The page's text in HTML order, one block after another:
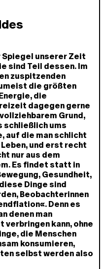
unserer Zeit
sind Teil dessen. Im
zuspitzenden
die größten
die
dagegen gerne
Grund,
schließlich ums
auf die man schlicht
und erst recht
nur aus dem
Es findet statt in
Gesundheit,
Dinge sind
Beobachterinnen
Denn es
denen man
kann, ohne
die Menschen
konsumieren,
selbst werden also